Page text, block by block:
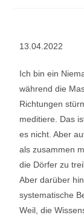
13.04.2022
Ich bin ein
während die
Richtungen
meditiere. Das
es nicht. Aber
als zusammen
die Dörfer zu
Aber darüber
systematische
Weil, die